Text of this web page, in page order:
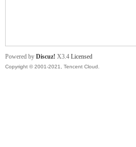
Powered by Discuz! X3.4 Licensed
Copyright © 2001-2021, Tencent Cloud.